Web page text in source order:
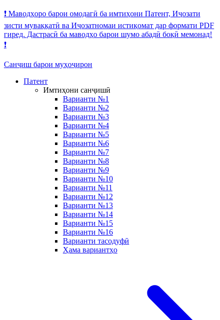
❗️ Маводҳоро барои омодагӣ ба имтиҳони Патент, Иҷозати
зисти муваққатӣ ва Иҷозатномаи истиқомат дар формати PDF
гиред. Дастрасӣ ба маводҳо барои шумо абадӣ боқӣ мемонад!
❗️
Санҷиш барои муҳоҷирон
Патент
Имтиҳони санҷишӣ
Варианти №1
Варианти №2
Варианти №3
Варианти №4
Варианти №5
Варианти №6
Варианти №7
Варианти №8
Варианти №9
Варианти №10
Варианти №11
Варианти №12
Варианти №13
Варианти №14
Варианти №15
Варианти №16
Варианти тасодуфӣ
Ҳама вариантҳо